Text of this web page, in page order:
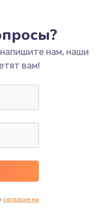
нам, наши
вам!
согласие на